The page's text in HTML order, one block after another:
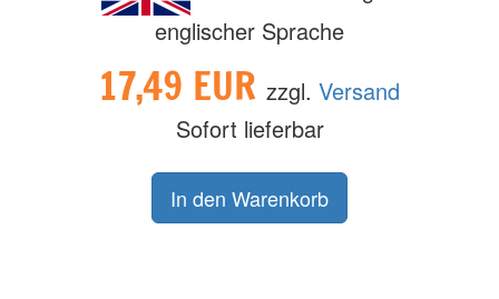
englischer Sprache
17,49 EUR zzgl. Versand
Sofort lieferbar